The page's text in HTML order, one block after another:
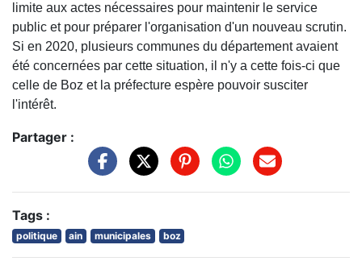
limite aux actes nécessaires pour maintenir le service
public et pour préparer l'organisation d'un nouveau scrutin.
Si en 2020, plusieurs communes du département avaient
été concernées par cette situation, il n'y a cette fois-ci que
celle de Boz et la préfecture espère pouvoir susciter
l'intérêt.
Partager :
Tags :
politique ain municipales boz